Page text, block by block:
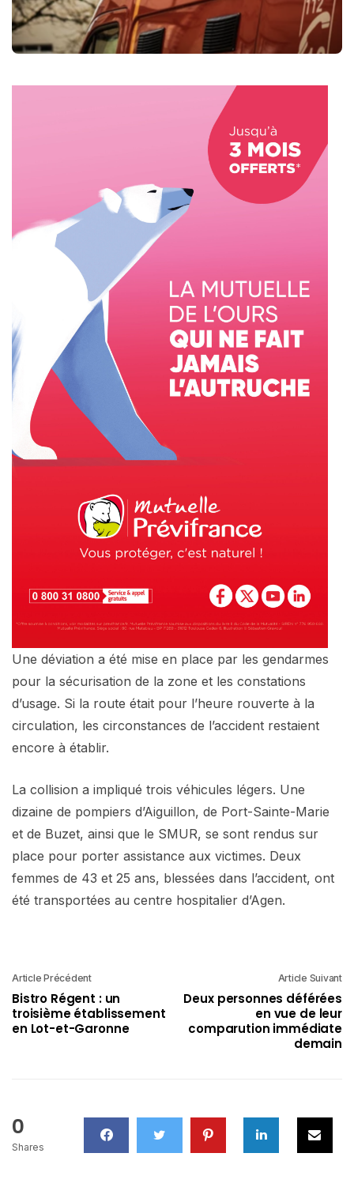
Une déviation a été mise en place par les gendarmes
pour la sécurisation de la zone et les constations
d’usage. Si la route était pour l’heure rouverte à la
circulation, les circonstances de l’accident restaient
encore à établir.
La collision a impliqué trois véhicules légers. Une
dizaine de pompiers d’Aiguillon, de Port-Sainte-Marie
et de Buzet, ainsi que le SMUR, se sont rendus sur
place pour porter assistance aux victimes. Deux
femmes de 43 et 25 ans, blessées dans l’accident, ont
été transportées au centre hospitalier d’Agen.
Article Précédent
Bistro Régent : un
troisième établissement
en Lot-et-Garonne
Article Suivant
Deux personnes déférées
en vue de leur
comparution immédiate
demain
0
Shares